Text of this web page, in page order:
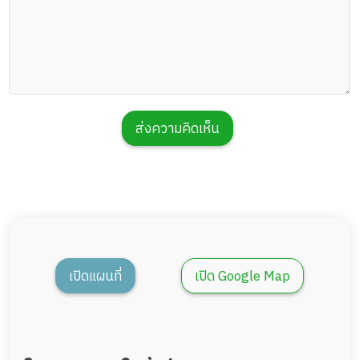
ส่งความคิดเห็น
เปิดแผนที่ เปิด Google Map